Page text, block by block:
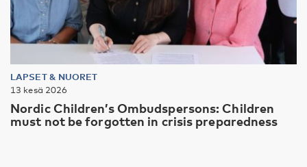
LAPSET & NUORET
13 kesä 2026
Nordic Children’s Ombudspersons: Children
must not be forgotten in crisis preparedness